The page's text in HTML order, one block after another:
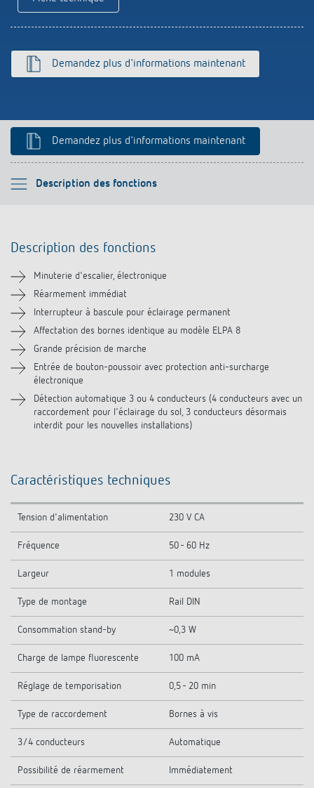
Historique
Demandez plus d'informations maintenant
Demandez plus d'informations maintenant
Description des fonctions
Veuillez sélectionner
Informations techniques
Téléchargements
Produits similaires
Description des fonctions
Minuterie d'escalier, électronique
Réarmement immédiat
Interrupteur à bascule pour éclairage permanent
Affectation des bornes identique au modèle ELPA 8
Grande précision de marche
Entrée de bouton-poussoir avec protection anti-surcharge
électronique
Détection automatique 3 ou 4 conducteurs (4 conducteurs avec un
raccordement pour l'éclairage du sol, 3 conducteurs désormais
interdit pour les nouvelles installations)
Caractéristiques techniques
Tension d'alimentation 230 V CA
Fréquence 50 - 60 Hz
Largeur 1 modules
Type de montage Rail DIN
Consommation stand-by ~0,3 W
Charge de lampe fluorescente 100 mA
Réglage de temporisation 0,5 - 20 min
Type de raccordement Bornes à vis
3/4 conducteurs Automatique
Possibilité de réarmement Immédiatement